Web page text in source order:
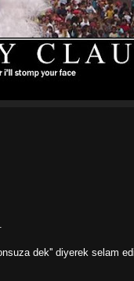
dek'' diyerek selam